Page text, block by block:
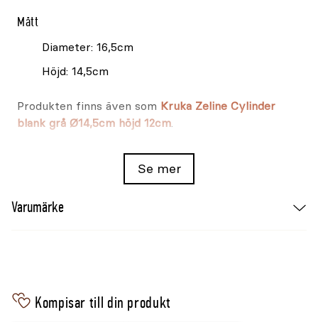
Mått
Diameter: 16,5cm
Höjd: 14,5cm
Produkten finns även som Kruka Zeline Cylinder
blank grå Ø14,5cm höjd 12cm.
Se mer
Varumärke
Kompisar till din produkt